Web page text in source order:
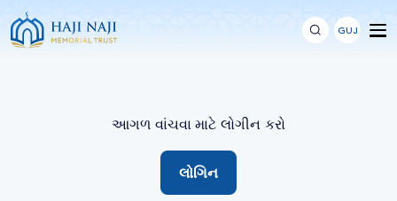
GUJ
આગળ વાંચવા માટે લોગીન કરો
લોગિન